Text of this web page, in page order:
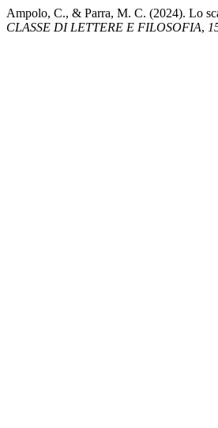
Ampolo, C., & Parra, M. C. (2024). Lo
CLASSE DI LETTERE E FILOSOFIA,